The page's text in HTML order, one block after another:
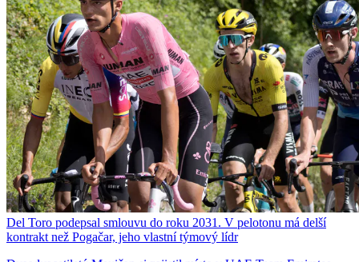
Del Toro podepsal smlouvu do roku 2031. V pelotonu má delší
kontrakt než Pogačar, jeho vlastní týmový lídr